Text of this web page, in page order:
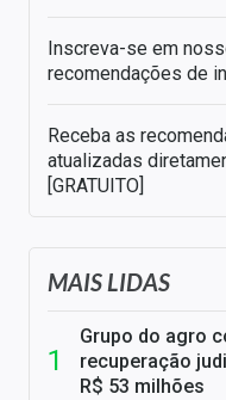
Inscreva-se em
recomendações de
Receba as
atualizadas
[GRATUITO]
MAIS LIDAS
Grupo do agro
recuperação
R$ 53 milhões